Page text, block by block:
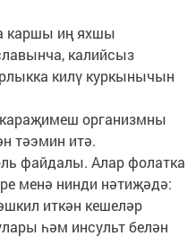
каршы иң яхшы
калийсыз
килү куркынычын
организмны
тәэмин итә.
файдалы. Алар фолатка
менә нинди нәтиҗәдә:
иткән кешеләр
һәм инсульт белән